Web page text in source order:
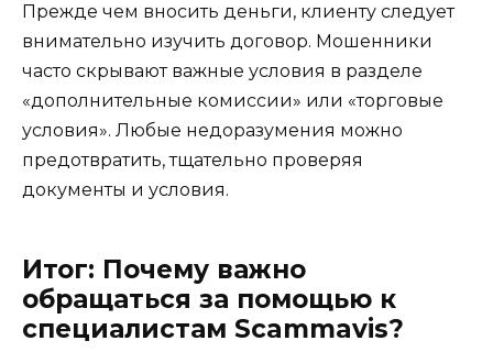
Прежде чем вносить деньги, клиенту следует
внимательно изучить договор. Мошенники
часто скрывают важные условия в разделе
«дополнительные комиссии» или «торговые
условия». Любые недоразумения можно
предотвратить, тщательно проверяя
документы и условия.
Итог: Почему важно
обращаться за помощью к
специалистам Scammavis?